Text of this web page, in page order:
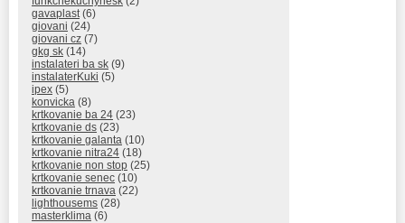
gavaplast(6)
giovani (24)
giovani cz (7)
gkg sk (14)
instalateri ba sk (9)
instalaterKuki (5)
ipex (5)
konvicka (8)
krtkovanie ba 24 (23)
krtkovanie ds (23)
krtkovanie galanta (10)
krtkovanie nitra24 (18)
krtkovanie non stop (25)
krtkovanie senec (10)
krtkovanie trnava (22)
lighthousems (28)
masterklima (6)